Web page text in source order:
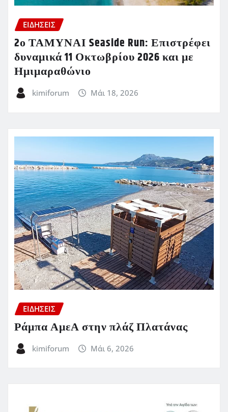
ΕΙΔΗΣΕΙΣ
2ο ΤΑΜΥΝΑΙ Seaside Run: Επιστρέφει
δυναμικά 11 Οκτωβρίου 2026 και με
Ημιμαραθώνιο
kimiforum Μάι 18, 2026
ΕΙΔΗΣΕΙΣ
Ράμπα ΑμεΑ στην πλάζ Πλατάνας
kimiforum Μάι 6, 2026